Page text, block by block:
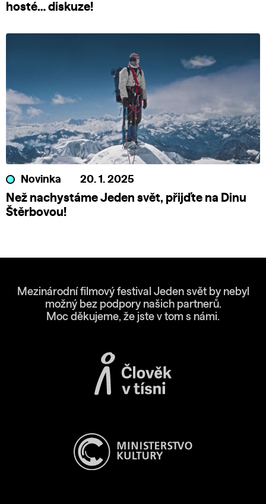
hosté… diskuze!
Novinka 20. 1. 2025
Než nachystáme Jeden svět, přijďte na Dinu
Štěrbovou!
Mezinárodní filmový festival Jeden svět by nebyl
možný bez podpory našich partnerů.
Moc děkujeme, že jste v tom s námi.